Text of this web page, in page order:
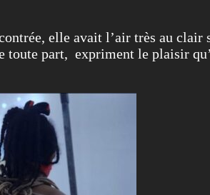
elle avait l’air très au clair
toute part, expriment le plaisir